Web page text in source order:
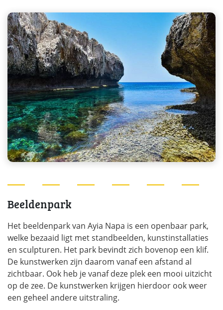
Beeldenpark
Het beeldenpark van Ayia Napa is een openbaar park,
welke bezaaid ligt met standbeelden, kunstinstallaties
en sculpturen. Het park bevindt zich bovenop een klif.
De kunstwerken zijn daarom vanaf een afstand al
zichtbaar. Ook heb je vanaf deze plek een mooi uitzicht
op de zee. De kunstwerken krijgen hierdoor ook weer
een geheel andere uitstraling.